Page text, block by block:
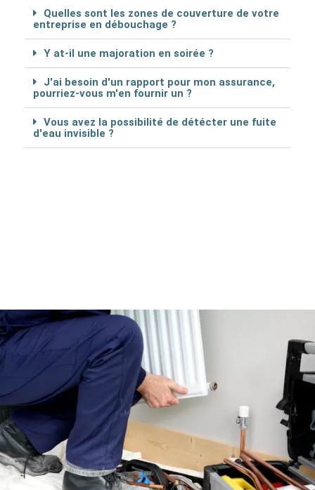
Quelles sont les zones de couverture de votre
entreprise en débouchage ?
Y at-il une majoration en soirée ?
J'ai besoin d'un rapport pour mon assurance,
pourriez-vous m'en fournir un ?
Vous avez la possibilité de détécter une fuite
d'eau invisible ?